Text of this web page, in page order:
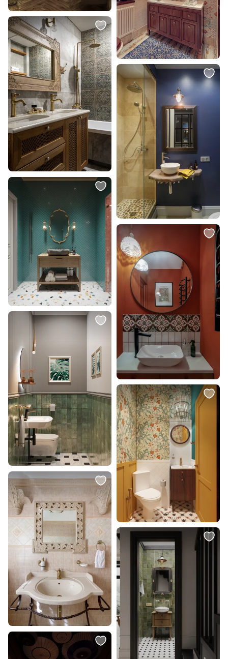
42 700 ₽
Круглое зеркало в раме Kimberly
BD-134021
В корзину
5 080 ₽ 3 455 ₽
Зеркало настольное Glasar BD-
2105674
В корзину
18 990 ₽
8 490 ₽
Смеситель для ванны с душем
Damixa Scandinavian Pure
361000600, золото
В корзину
176 400 ₽
Зеркало Roomers Furniture BD-
2047683
В корзину
14 200 ₽
Раковина-чаша SantiLine SL-
7002
В корзину
24 024 ₽
Раковина-чаша на столешницу
Bronze de Luxe Сфера 6203
бронза
В корзину
34 000 ₽
Раковина-чаша Abber Kristall
AT2801Vesuvian оливковая, 60
см
В корзину
15 700 ₽
Раковина-чаша Abber Bequem
AC2109BGM золото матовое, 40
см
В корзину